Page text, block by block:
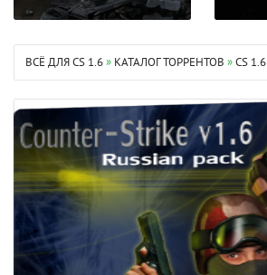
ВСЁ ДЛЯ CS 1.6» КАТАЛОГ ТОРРЕНТОВ »CS 1.6